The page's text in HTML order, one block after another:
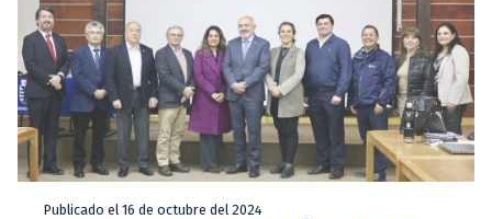
Publicado el 16 de octubre del 2024